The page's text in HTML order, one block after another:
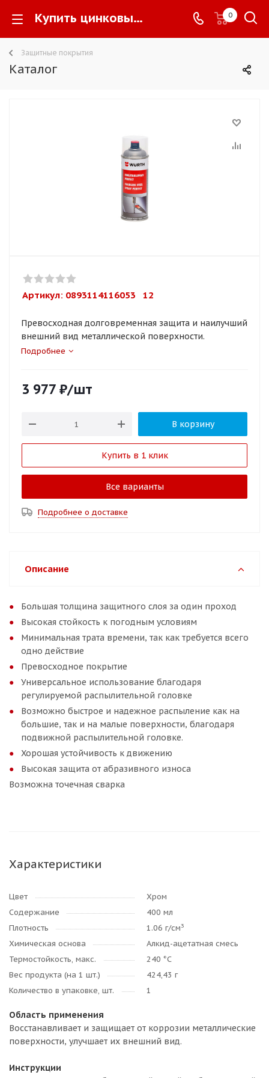
Купить цинковый спрей Wurth (Вюрт) perfect по доступной ценена сайте официального производителя АО «Вюрт-Русь» - 0
Защитные покрытия
Каталог
Артикул: 0893114116053   12
Превосходная долговременная защита и наилучший
внешний вид металлической поверхности.
Подробнее
3 977 ₽/шт
В корзину
Купить в 1 клик
Все варианты
Подробнее о доставке
Описание
Большая толщина защитного слоя за один проход
Высокая стойкость к погодным условиям
Минимальная трата времени, так как требуется всего
одно действие
Превосходное покрытие
Универсальное использование благодаря
регулируемой распылительной головке
Возможно быстрое и надежное распыление как на
большие, так и на малые поверхности, благодаря
подвижной распылительной головке.
Хорошая устойчивость к движению
Высокая защита от абразивного износа
Возможна точечная сварка
Характеристики
Цвет
Хром
Содержание
400 мл
Плотность
1.06 г/см3
Химическая основа
Алкид-ацетатная смесь
Термостойкость, макс.
240 °C
Вес продукта (на 1 шт.)
424,43 г
Количество в упаковке, шт.
1
Область применения
Восстанавливает и защищает от коррозии металлические
поверхности, улучшает их внешний вид.
Инструкции